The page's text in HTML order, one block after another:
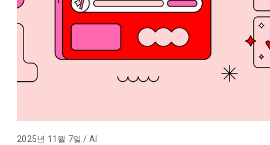
2025년 11월 7일 / AI